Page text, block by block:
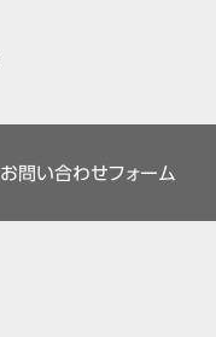
お問い合わせフォーム